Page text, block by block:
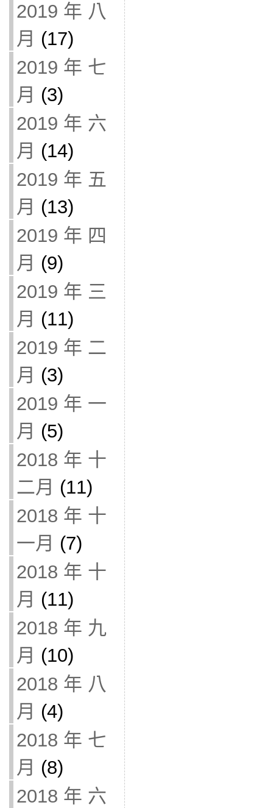
2019 年 八
月 (17)
2019 年 七
月 (3)
2019 年 六
月 (14)
2019 年 五
月 (13)
2019 年 四
月 (9)
2019 年 三
月 (11)
2019 年 二
月 (3)
2019 年 一
月 (5)
2018 年 十
二月 (11)
2018 年 十
一月 (7)
2018 年 十
月 (11)
2018 年 九
月 (10)
2018 年 八
月 (4)
2018 年 七
月 (8)
2018 年 六